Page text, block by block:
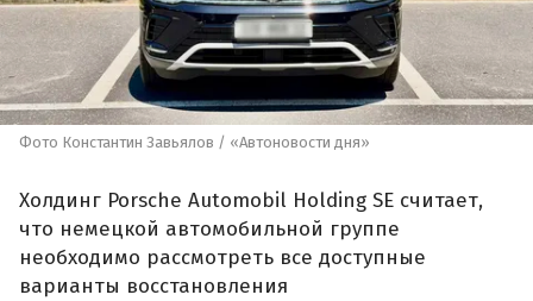
Фото Константин Завьялов / «Автоновости дня»
Холдинг Porsche Automobil Holding SE считает,
что немецкой автомобильной группе
необходимо рассмотреть все доступные
варианты восстановления